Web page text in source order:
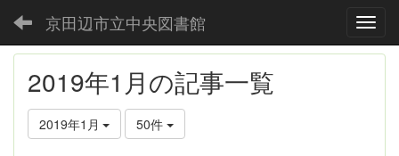
京田辺市立中央図書館
2019年1月の記事一覧
2019年1月 50件